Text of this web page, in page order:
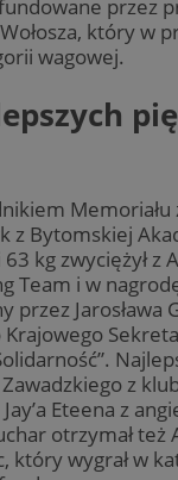
przez
który w
wagowej.
Memoriału
z Bytomskiej
kg zwyciężył z
Team i w
przez Jarosława
z
Eteena z
otrzymał też
który wygrał w